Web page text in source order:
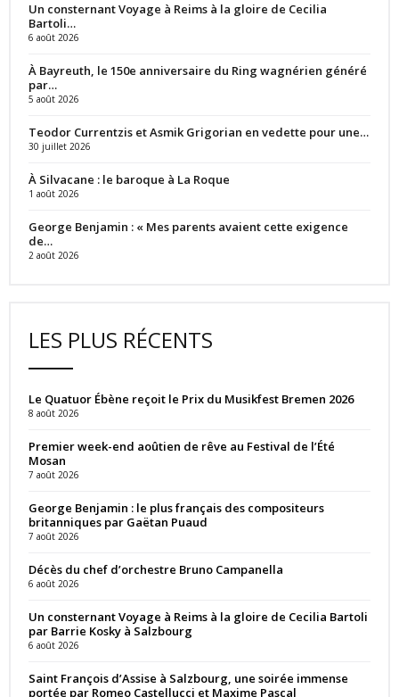
Un consternant Voyage à Reims à la gloire de Cecilia
Bartoli…
6 août 2026
À Bayreuth, le 150e anniversaire du Ring wagnérien généré
par…
5 août 2026
Teodor Currentzis et Asmik Grigorian en vedette pour une…
30 juillet 2026
À Silvacane : le baroque à La Roque
1 août 2026
George Benjamin : « Mes parents avaient cette exigence
de…
2 août 2026
LES PLUS RÉCENTS
Le Quatuor Ébène reçoit le Prix du Musikfest Bremen 2026
8 août 2026
Premier week-end aoûtien de rêve au Festival de l’Été
Mosan
7 août 2026
George Benjamin : le plus français des compositeurs
britanniques par Gaëtan Puaud
7 août 2026
Décès du chef d’orchestre Bruno Campanella
6 août 2026
Un consternant Voyage à Reims à la gloire de Cecilia Bartoli
par Barrie Kosky à Salzbourg
6 août 2026
Saint François d’Assise à Salzbourg, une soirée immense
portée par Romeo Castellucci et Maxime Pascal